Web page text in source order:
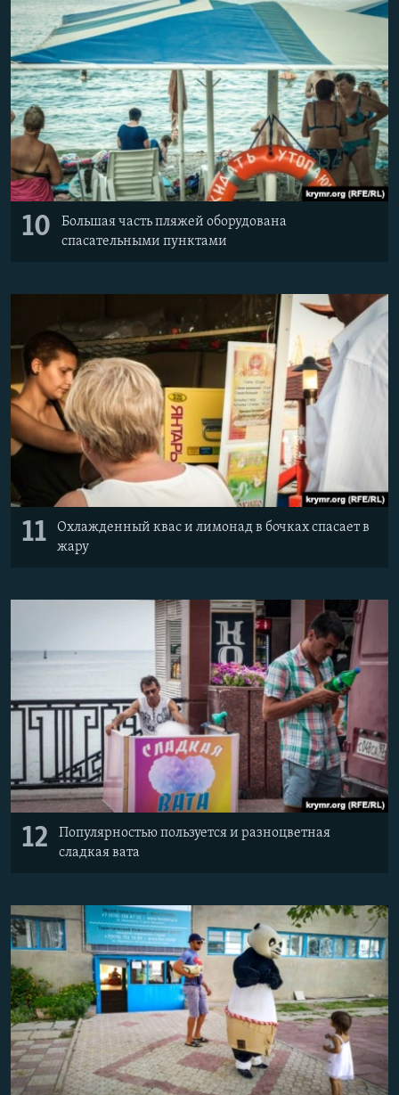
10
Большая часть пляжей оборудована
спасательными пунктами
11
Охлажденный квас и лимонад в бочках спасает в
жару
12
Популярностью пользуется и разноцветная
сладкая вата